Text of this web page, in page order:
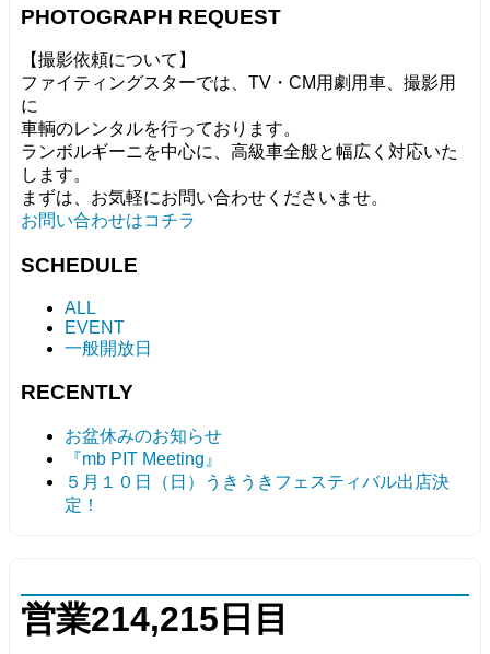
PHOTOGRAPH REQUEST
【撮影依頼について】
ファイティングスターでは、TV・CM用劇用車、撮影用
に
車輌のレンタルを行っております。
ランボルギーニを中心に、高級車全般と幅広く対応いた
します。
まずは、お気軽にお問い合わせくださいませ。
お問い合わせはコチラ
SCHEDULE
ALL
EVENT
一般開放日
RECENTLY
お盆休みのお知らせ
『mb PIT Meeting』
５月１０日（日）うきうきフェスティバル出店決
定！
営業214,215日目